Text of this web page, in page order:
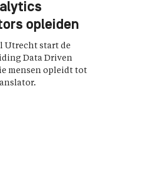
opleiden
Utrecht start de
Data Driven
mensen opleidt tot